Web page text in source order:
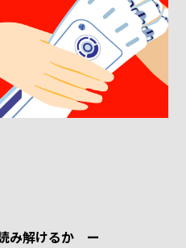
み解けるか ー